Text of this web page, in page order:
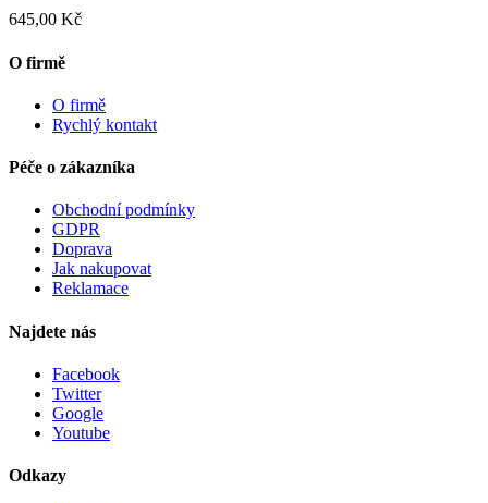
645,00 Kč
O firmě
O firmě
Rychlý kontakt
Péče o zákazníka
Obchodní podmínky
GDPR
Doprava
Jak nakupovat
Reklamace
Najdete nás
Facebook
Twitter
Google
Youtube
Odkazy